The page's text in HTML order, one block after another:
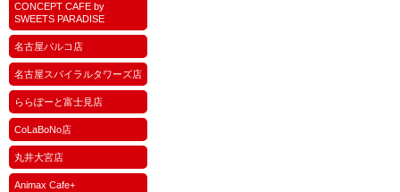
CONCEPT CAFE by
SWEETS PARADISE
名古屋パルコ店
名古屋スパイラルタワーズ店
ららぽーと富士見店
CoLaBoNo店
丸井大宮店
Animax Cafe+